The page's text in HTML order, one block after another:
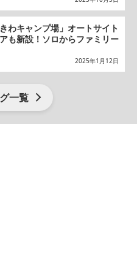
わキャンプ場」オートサイト
も新設！ソロからファミリー
2025年1月12日
一覧